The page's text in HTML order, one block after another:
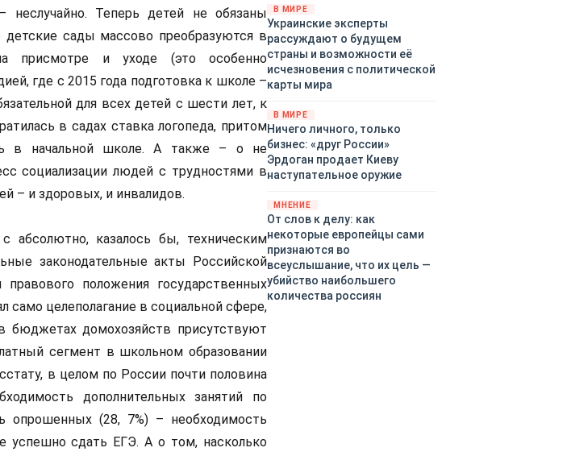
неслучайно. Теперь детей не обязаны
сады массово преобразуются в
присмотре и уходе (это особенно
где с 2015 года подготовка к школе –
для всех детей с шести лет, к
в садах ставка логопеда, притом
в начальной школе. А также – о не
социализации людей с трудностями в
– и здоровых, и инвалидов.
казалось бы, техническим
законодательные акты Российской
положения государственных
само целеполагание в социальной сфере,
бюджетах домохозяйств присутствуют
сегмент в школьном образовании
в целом по России почти половина
дополнительных занятий по
(28, 7%) – необходимость
успешно сдать ЕГЭ. А о том, насколько
Тульской областей,
Московского региона,
Республики Крым, Республики
Татарстан, Краснодарского
края и над акваториями
В МИРЕ
Украинские эксперты
рассуждают о будущем
страны и возможности её
исчезновения с политической
карты мира
В МИРЕ
Ничего личного, только
бизнес: «друг России»
Эрдоган продает Киеву
наступательное оружие
МНЕНИЕ
От слов к делу: как
некоторые европейцы сами
признаются во
всеуслышание, что их цель —
убийство наибольшего
количества россиян